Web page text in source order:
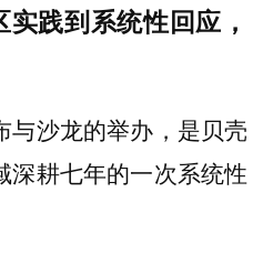
践到系统性回应，
与沙龙的举办，是贝壳
深耕七年的一次系统性